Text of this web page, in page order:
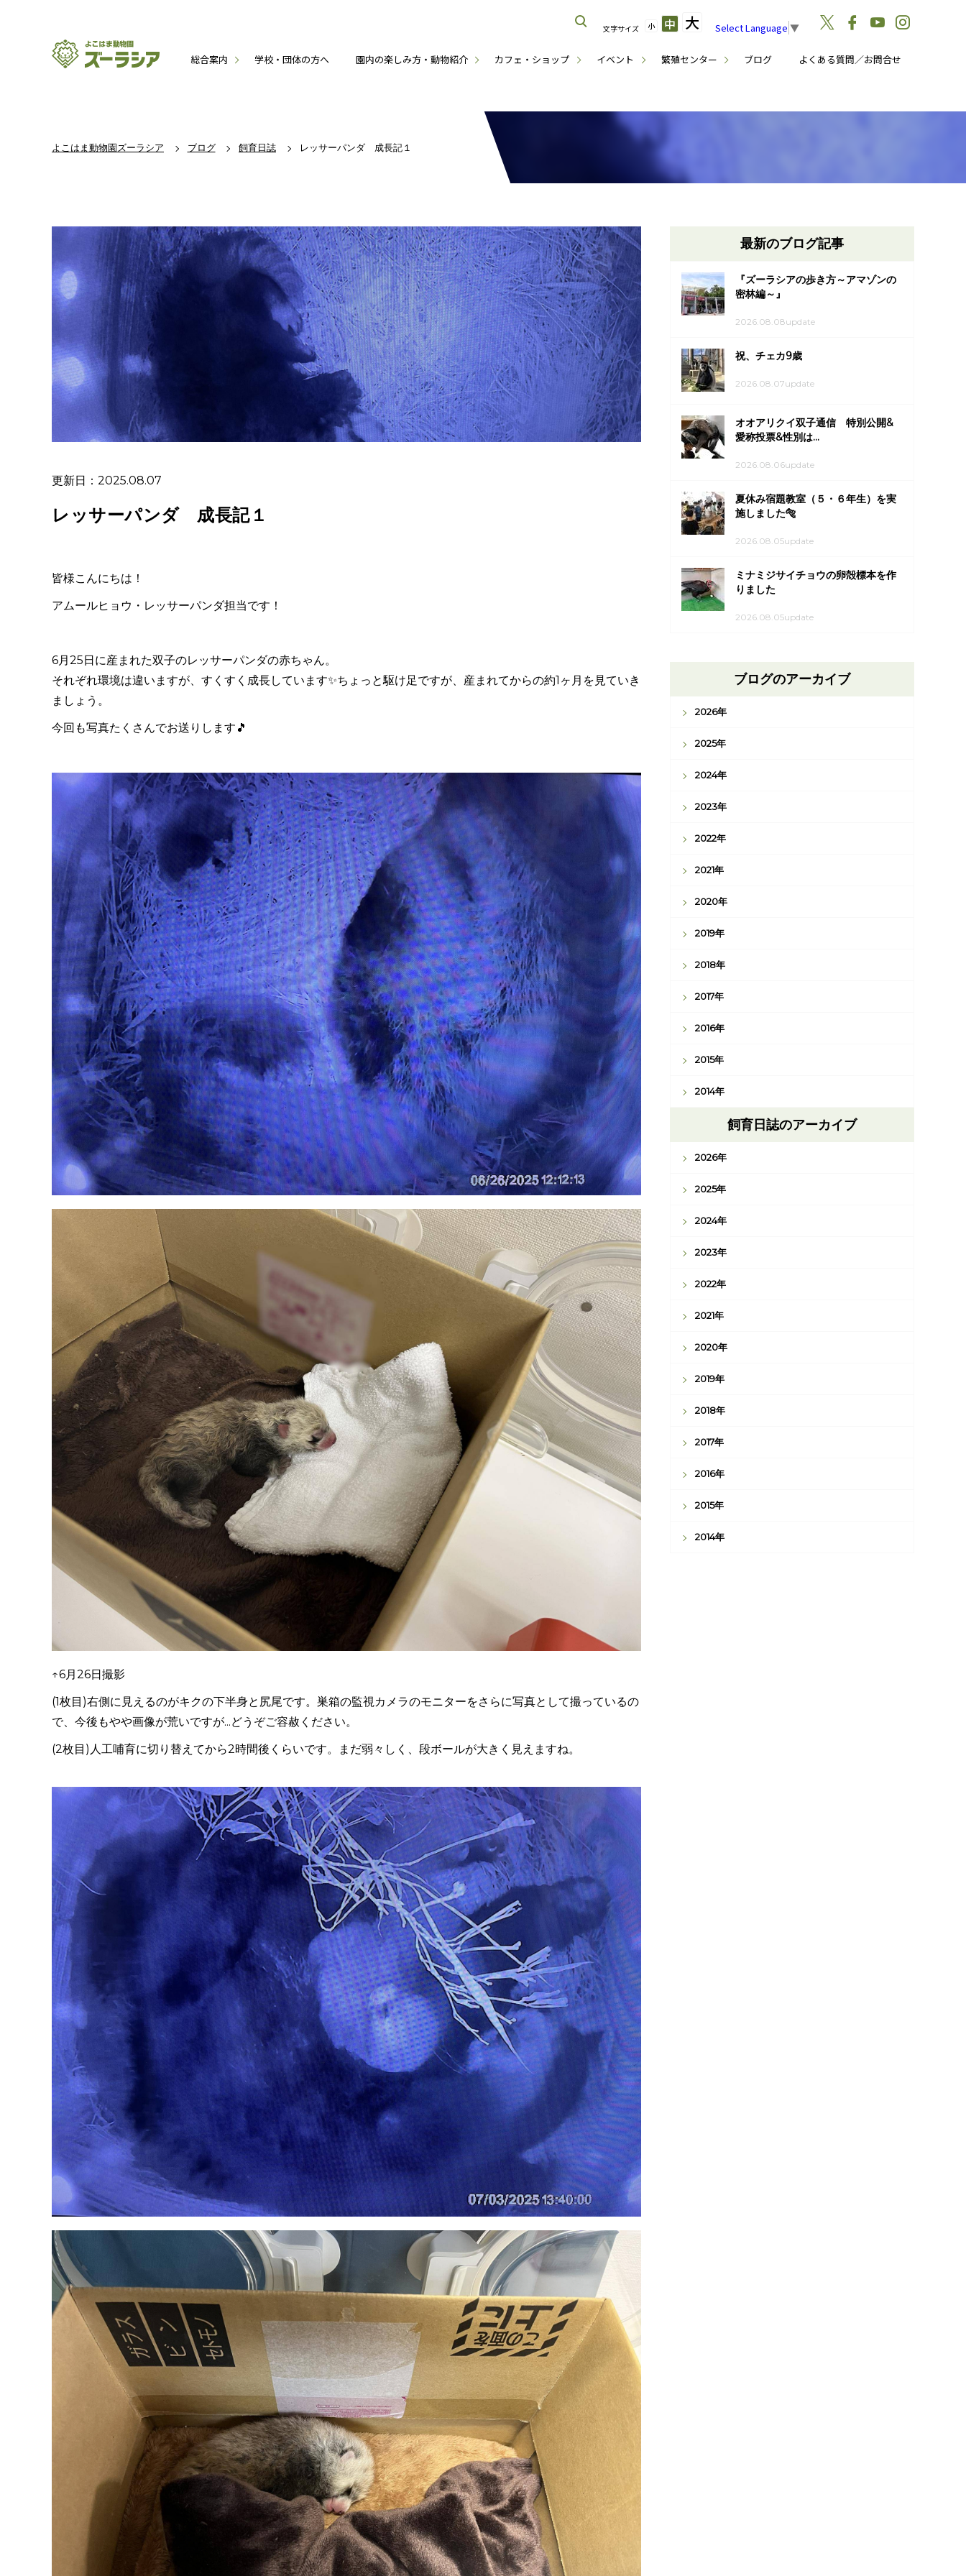
総合案内 学校・団体の方へ 園内の楽しみ方・動物紹介 カフェ・ショップ イベント 繁殖センター ブログ よくある質問／お問合せ
文字サイズ 小 中 大 Select Language ▼
よこはま動物園ズーラシア ブログ 飼育日誌 レッサーパンダ 成長記１
更新日：2025.08.07
レッサーパンダ 成長記１
皆様こんにちは！
アムールヒョウ・レッサーパンダ担当です！
6月25日に産まれた双子のレッサーパンダの赤ちゃん。
それぞれ環境は違いますが、すくすく成長しています✨ちょっと駆け足ですが、産まれてからの約1 ヶ月を見ていき
ましょう。
今回も写真たくさんでお送りします🎵
↑6月26日 撮影
(1枚目 )右側に見えるのがキクの下半身と尻尾です。巣箱の監視カメラのモニターをさらに写真として撮っているの
で、今後もやや画像が荒いですが...どうぞご容赦ください。
(2枚目 ) 人工哺育に切り替えてから2時間後くらいです。まだ弱々しく、段ボールが大きく見えますね。
最新のブログ記事
『ズーラシアの歩き方～アマゾンの
密林編～』
2026.08.08update
祝、チェカ9歳
2026.08.07update
オオアリクイ双子通信 特別公開&
愛称投票&性別は...
2026.08.06update
夏休み宿題教室（５・６年生）を実
施しました🐅
2026.08.05update
ミナミジサイチョウの卵殻標本を作
りました
2026.08.05update
ブログのアーカイブ
2026年
2025年
2024年
2023年
2022年
2021年
2020年
2019年
2018年
2017年
2016年
2015年
2014年
飼育日誌のアーカイブ
2026年
2025年
2024年
2023年
2022年
2021年
2020年
2019年
2018年
2017年
2016年
2015年
2014年